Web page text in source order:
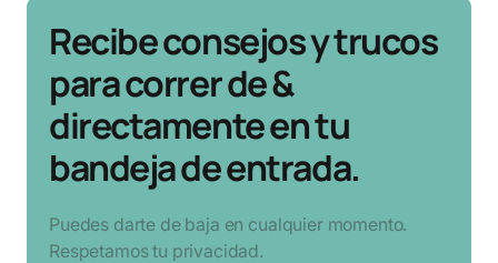
Recibe consejos y trucos
para correr de &
directamente en tu
bandeja de entrada.
Puedes darte de baja en cualquier momento.
Respetamos tu privacidad.